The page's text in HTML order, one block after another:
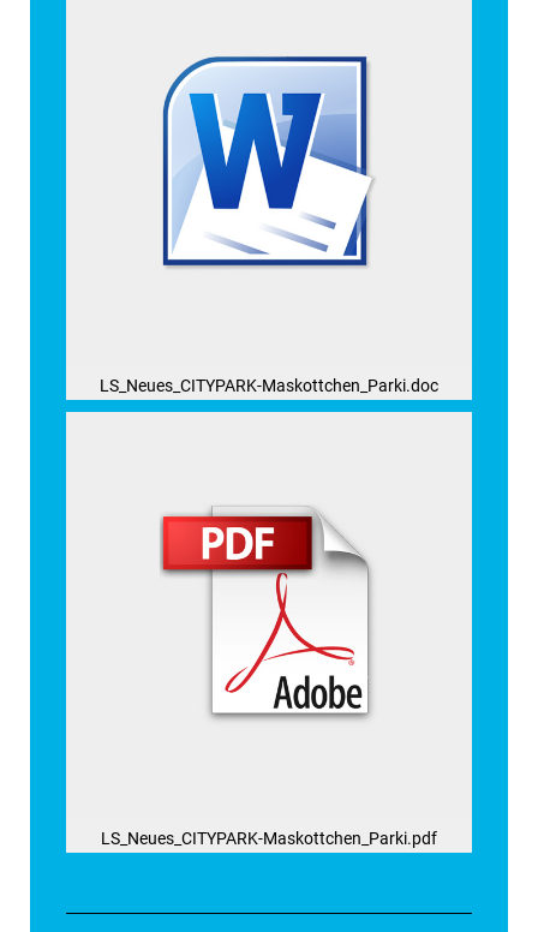
LS_Neues_CITYPARK-Maskottchen_Parki.doc
LS_Neues_CITYPARK-Maskottchen_Parki.pdf